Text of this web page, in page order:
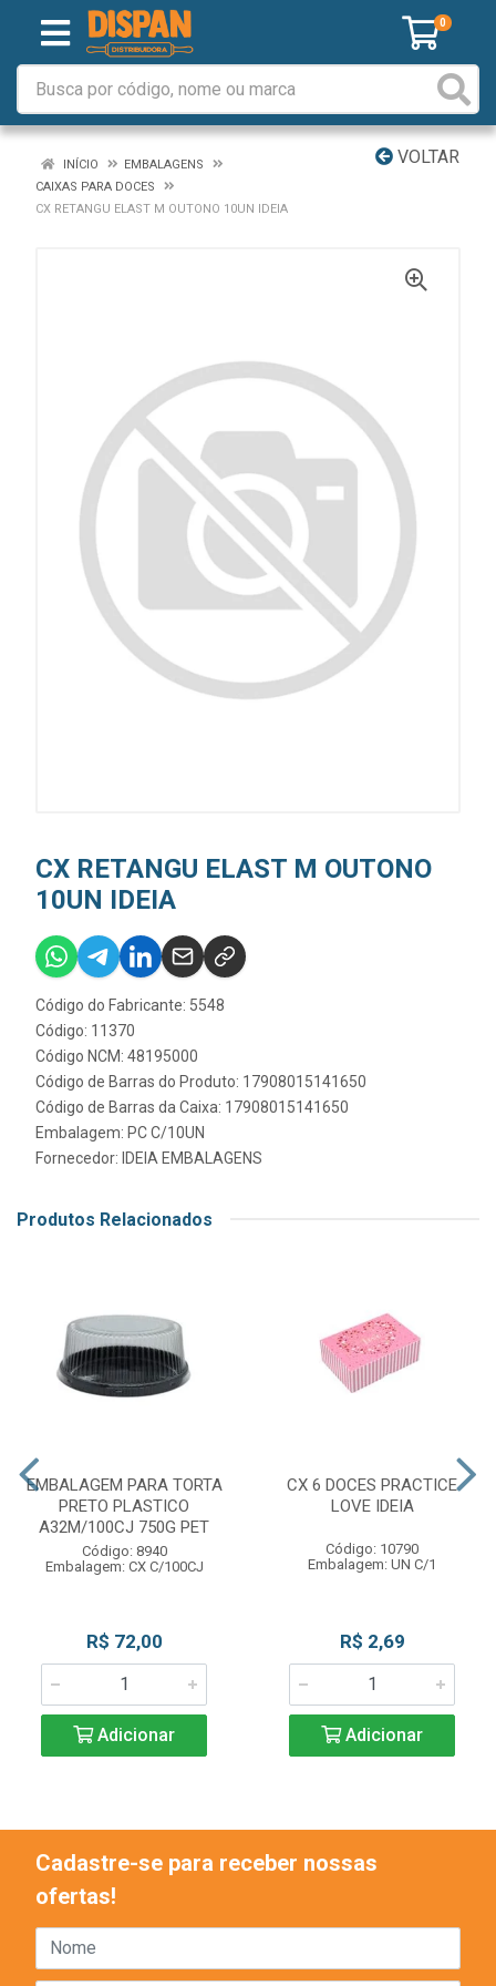
0
VOLTAR
INÍCIO
EMBALAGENS
CAIXAS PARA DOCES
CX RETANGU ELAST M OUTONO 10UN IDEIA
CX RETANGU ELAST M OUTONO
10UN IDEIA
Código do Fabricante: 5548
Código: 11370
Código NCM: 48195000
Código de Barras do Produto: 17908015141650
Código de Barras da Caixa: 17908015141650
Embalagem: PC C/10UN
Fornecedor: IDEIA EMBALAGENS
Produtos Relacionados
EMBALAGEM PARA TORTA
PRETO PLASTICO
A32M/100CJ 750G PET
Código: 8940
Embalagem: CX C/100CJ
R$ 72,00
Adicionar
CX 6 DOCES PRACTICE
LOVE IDEIA
Código: 10790
Embalagem: UN C/1
R$ 2,69
Adicionar
Cadastre-se para receber nossas
ofertas!